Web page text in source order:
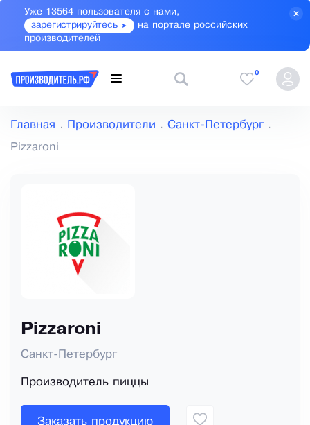
Уже 13564 пользователя с нами,
зарегистрируйтесь
на портале российских
производителей
0
Главная Производители Санкт-Петербург
Pizzaroni
Pizzaroni
Санкт-Петербург
Производитель пиццы
Заказать продукцию